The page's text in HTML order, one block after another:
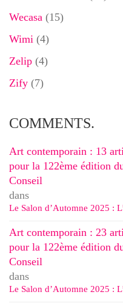
Wecasa (15)
Wimi (4)
Zelip (4)
Zify (7)
COMMENTS.
Art contemporain : 13
pour la 122ème édition
Conseil
dans
Le Salon d’Automne 2025 :
Art contemporain : 23
pour la 122ème édition
Conseil
dans
Le Salon d’Automne 2025 :